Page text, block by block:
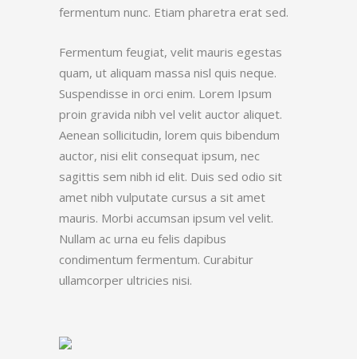
fermentum nunc. Etiam pharetra erat sed.
Fermentum feugiat, velit mauris egestas
quam, ut aliquam massa nisl quis neque.
Suspendisse in orci enim. Lorem Ipsum
proin gravida nibh vel velit auctor aliquet.
Aenean sollicitudin, lorem quis bibendum
auctor, nisi elit consequat ipsum, nec
sagittis sem nibh id elit. Duis sed odio sit
amet nibh vulputate cursus a sit amet
mauris. Morbi accumsan ipsum vel velit.
Nullam ac urna eu felis dapibus
condimentum fermentum. Curabitur
ullamcorper ultricies nisi.